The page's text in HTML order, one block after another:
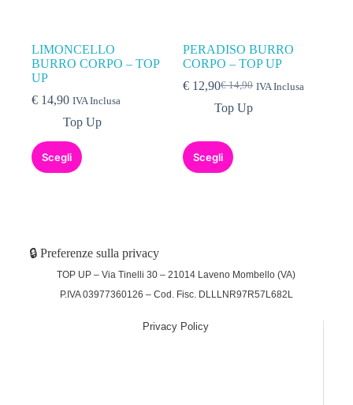
LIMONCELLO
BURRO CORPO – TOP
UP
€ 14,90 IVA Inclusa
Top Up
Scegli
PERADISO BURRO
CORPO – TOP UP
€14,90
€ 12,90 IVA Inclusa
Top Up
Scegli
🔒 Preferenze sulla privacy
TOP UP – Via Tinelli 30 – 21014 Laveno Mombello (VA)
P.IVA 03977360126 – Cod. Fisc. DLLLNR97R57L682L
Privacy Policy